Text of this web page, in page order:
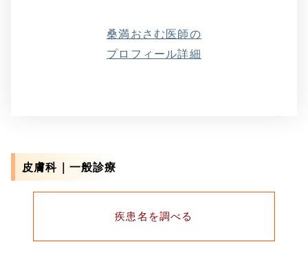
桑満おさむ医師の
プロフィール詳細
皮膚科｜一般診療
疾患名を調べる